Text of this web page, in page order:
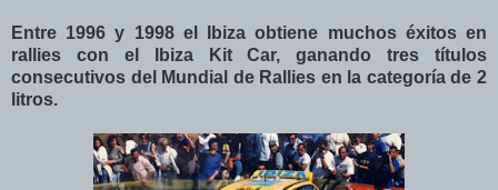
Entre 1996 y 1998 el Ibiza obtiene muchos éxitos en
rallies con el Ibiza Kit Car, ganando tres títulos
consecutivos del Mundial de Rallies en la categoría de 2
litros.